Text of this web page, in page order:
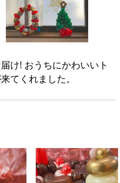
け! おうちにかわいいト
てくれました。